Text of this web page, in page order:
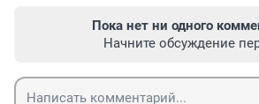
Пока нет ни одного
Начните обсуждение